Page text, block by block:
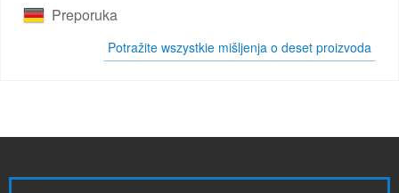
Preporuka
Potražite wszystkie mišljenja o deset proizvoda